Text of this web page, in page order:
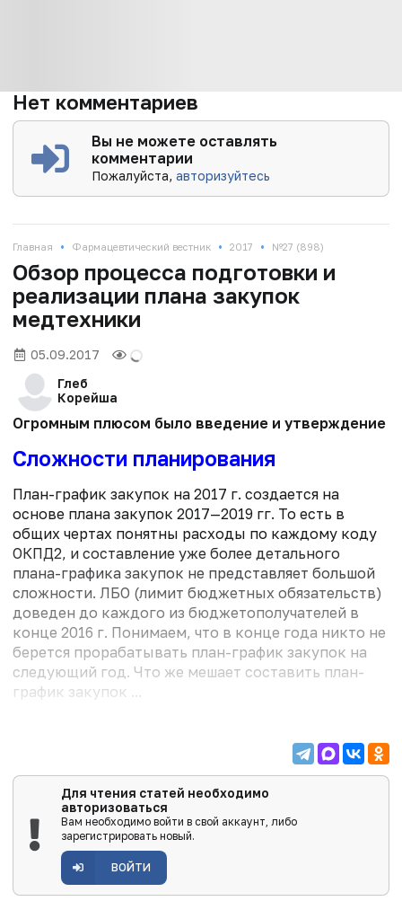
Нет комментариев
Вы не можете оставлять
комментарии
Пожалуйста,авторизуйтесь
Главная • Фармацевтический вестник • 2017 • №27 (898)
Обзор процесса подготовки и
реализации плана закупок
медтехники
05.09.2017
Глеб
Корейша
Огромным плюсом было введение и утверждение
Сложности планирования
План-график закупок на 2017 г. создается на
основе плана закупок 2017—2019 гг. То есть в
общих чертах понятны расходы по каждому коду
ОКПД2, и составление уже более детального
плана-графика закупок не представляет большой
сложности. ЛБО (лимит бюджетных обязательств)
доведен до каждого из бюджетополучателей в
конце 2016 г. Понимаем, что в конце года никто не
берется прорабатывать план-график закупок на
следующий год. Что же мешает составить план-
график закупок ...
Для чтения статей необходимо
авторизоваться
Вам необходимо войти в свой аккаунт, либо
зарегистрировать новый.
ВОЙТИ